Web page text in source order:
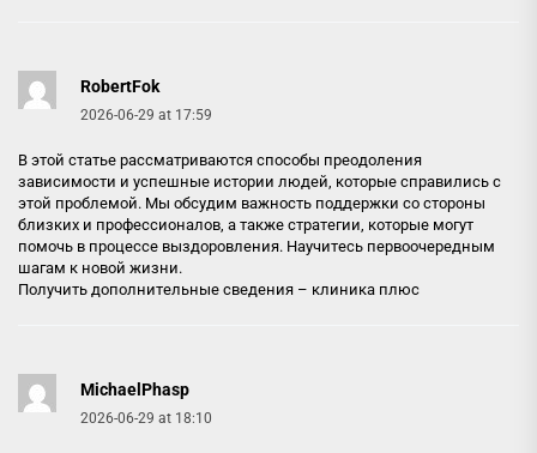
RobertFok
2026-06-29 at 17:59
В этой статье рассматриваются способы преодоления
зависимости и успешные истории людей, которые справились с
этой проблемой. Мы обсудим важность поддержки со стороны
близких и профессионалов, а также стратегии, которые могут
помочь в процессе выздоровления. Научитесь первоочередным
шагам к новой жизни.
Получить дополнительные сведения – клиника плюс
MichaelPhasp
2026-06-29 at 18:10